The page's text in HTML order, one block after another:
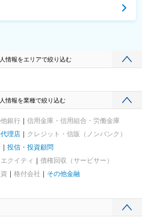
情報をエリアで絞り込む
情報を業種で絞り込む
銀行
信用金庫・信用組合・労働金庫
理店
クレジット・信販（ノンバンク）
投信・投資顧問
クイティ
債権回収（サービサー）
格付会社
その他金融